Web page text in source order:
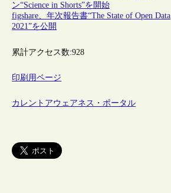
ン“Science in Shorts”を開始
figshare、年次報告書“The State of Open Data
2021”を公開
累計アクセス数:928
印刷用ページ
カレントアウェアネス・ポータル